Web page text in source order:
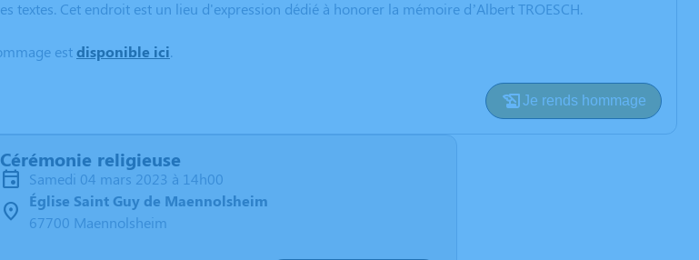
textes. Cet endroit est un lieu d'expression dédié à honorer la mémoire d’Albert TROESCH.
estdisponible ici.
Je rends hommage
Cérémonie religieuse
samedi 04 mars 2023 à 14h00
Église Saint Guy de Maennolsheim
67700 Maennolsheim